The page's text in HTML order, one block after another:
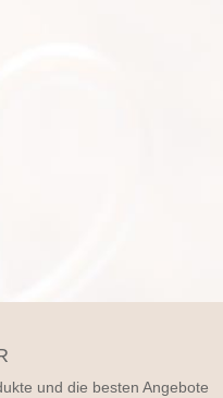
und die besten Angebote